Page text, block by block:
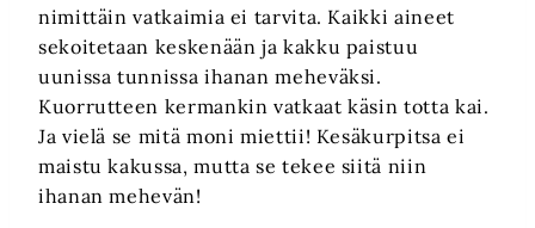
nimittäin vatkaimia ei tarvita. Kaikki aineet
sekoitetaan keskenään ja kakku paistuu
uunissa tunnissa ihanan meheväksi.
Kuorrutteen kermankin vatkaat käsin totta kai.
Ja vielä se mitä moni miettii! Kesäkurpitsa ei
maistu kakussa, mutta se tekee siitä niin
ihanan mehevän!